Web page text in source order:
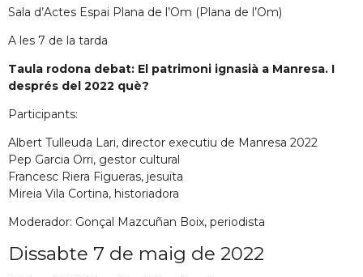
Sala d’Actes Espai Plana de l’Om (Plana de l’Om)
A les 7 de la tarda
Taula rodona debat: El patrimoni ignasià a Manresa. I
després del 2022 què?
Participants:
Albert Tulleuda Lari, director executiu de Manresa 2022
Pep Garcia Orri, gestor cultural
Francesc Riera Figueras, jesuïta
Mireia Vila Cortina, historiadora
Moderador: Gonçal Mazcuñan Boix, periodista
Dissabte 7 de maig de 2022